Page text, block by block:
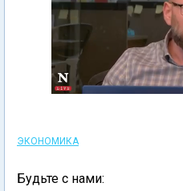
ЭКОНОМИКА
Будьте с нами: